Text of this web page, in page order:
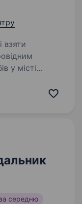
взяти
у місті
середню